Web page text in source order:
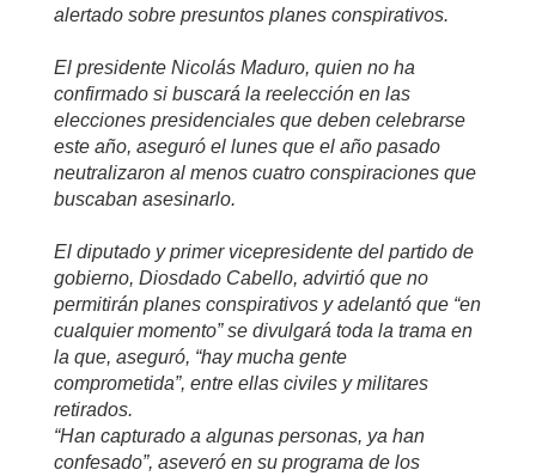
alertado sobre presuntos planes conspirativos.
El presidente Nicolás Maduro, quien no ha
confirmado si buscará la reelección en las
elecciones presidenciales que deben celebrarse
este año, aseguró el lunes que el año pasado
neutralizaron al menos cuatro conspiraciones que
buscaban asesinarlo.
El diputado y primer vicepresidente del partido de
gobierno, Diosdado Cabello, advirtió que no
permitirán planes conspirativos y adelantó que “en
cualquier momento” se divulgará toda la trama en
la que, aseguró, “hay mucha gente
comprometida”, entre ellas civiles y militares
retirados.
“Han capturado a algunas personas, ya han
confesado”, aseveró en su programa de los